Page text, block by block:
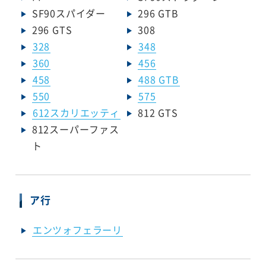
SF90スパイダー
296 GTB
296 GTS
308
328
348
360
456
458
488 GTB
550
575
612スカリエッティ
812 GTS
812スーパーファス
ト
ア行
エンツォフェラーリ